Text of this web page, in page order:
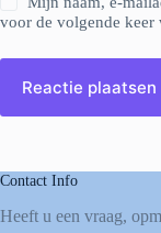
voor de volgende keer
Reactie plaatsen
Contact Info
Heeft u een vraag,